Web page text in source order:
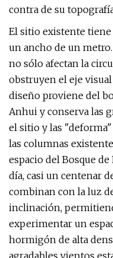
contra de su
El sitio existente
un ancho de un
no sólo afectan la
obstruyen el eje
diseño proviene del
Anhui y conserva las
el sitio y las
las columnas
espacio del Bosque
día, casi un centenar
combinan con la luz
inclinación,
experimentar un
hormigón de alta
agradables vientos